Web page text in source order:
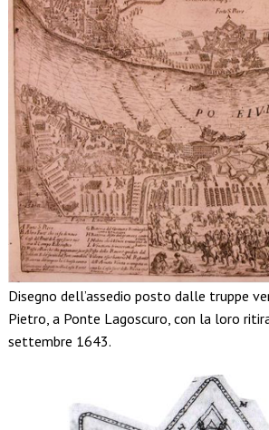
Disegno dell’assedio posto dalle truppe
Pietro, a Ponte Lagoscuro, con la loro
settembre 1643.